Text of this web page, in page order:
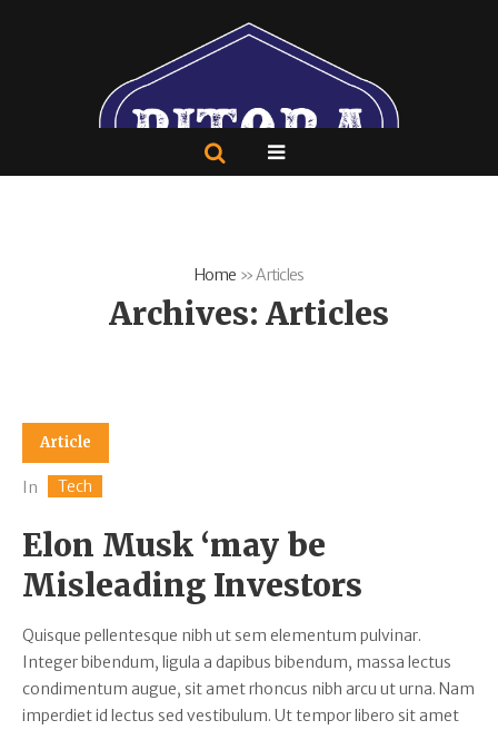
Home »Articles
Archives: Articles
Article
In Tech
Elon Musk ‘may be
Misleading Investors
Quisque pellentesque nibh ut sem elementum pulvinar.
Integer bibendum, ligula a dapibus bibendum, massa lectus
condimentum augue, sit amet rhoncus nibh arcu ut urna. Nam
imperdiet id lectus sed vestibulum. Ut tempor libero sit amet